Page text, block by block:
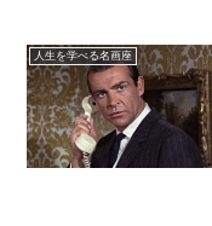
人生を学べる名画座